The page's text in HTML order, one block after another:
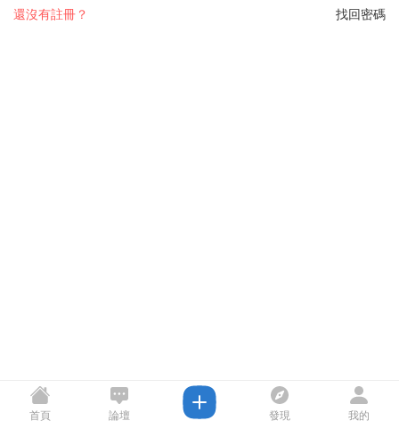
找回密碼
還沒有註冊？
首頁 論壇 發現 我的